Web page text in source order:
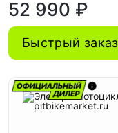
52 990 ₽
Быстрый заказ